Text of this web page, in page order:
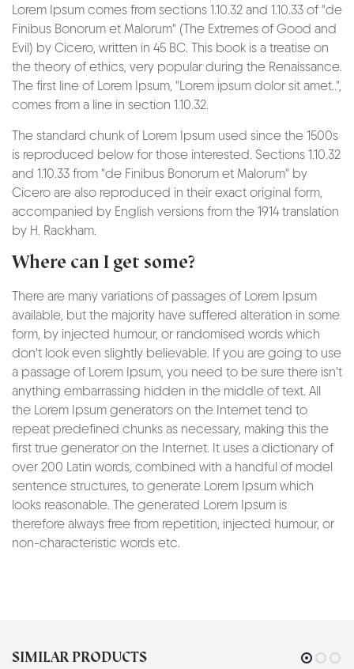
Lorem Ipsum comes from sections 1.10.32 and 1.10.33 of "de
Finibus Bonorum et Malorum" (The Extremes of Good and
Evil) by Cicero, written in 45 BC. This book is a treatise on
the theory of ethics, very popular during the Renaissance.
The first line of Lorem Ipsum, "Lorem ipsum dolor sit amet..",
comes from a line in section 1.10.32.
The standard chunk of Lorem Ipsum used since the 1500s
is reproduced below for those interested. Sections 1.10.32
and 1.10.33 from "de Finibus Bonorum et Malorum" by
Cicero are also reproduced in their exact original form,
accompanied by English versions from the 1914 translation
by H. Rackham.
Where can I get some?
There are many variations of passages of Lorem Ipsum
available, but the majority have suffered alteration in some
form, by injected humour, or randomised words which
don't look even slightly believable. If you are going to use
a passage of Lorem Ipsum, you need to be sure there isn't
anything embarrassing hidden in the middle of text. All
the Lorem Ipsum generators on the Internet tend to
repeat predefined chunks as necessary, making this the
first true generator on the Internet. It uses a dictionary of
over 200 Latin words, combined with a handful of model
sentence structures, to generate Lorem Ipsum which
looks reasonable. The generated Lorem Ipsum is
therefore always free from repetition, injected humour, or
non-characteristic words etc.
SIMILAR PRODUCTS